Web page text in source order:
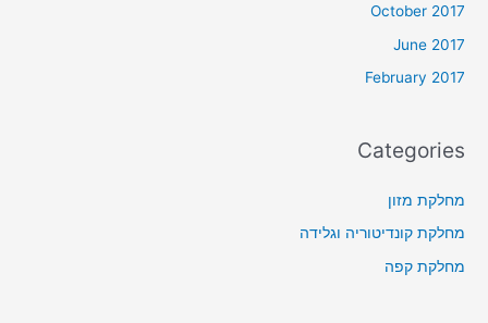
October 2017
June 2017
February 2017
Categories
מחלקת מזון
מחלקת קונדיטוריה וגלידה
מחלקת קפה